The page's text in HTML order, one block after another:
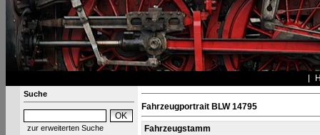
Suche
zur erweiterten Suche
Fahrzeugportrait BLW 14795
Fahrzeugstamm